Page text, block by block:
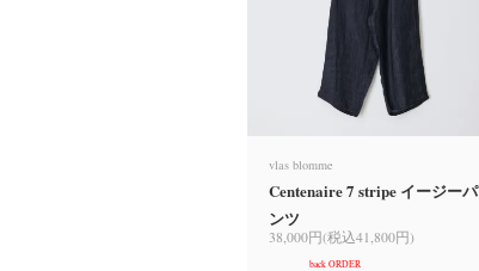
vlas blomme
Centenaire 7 stripe イージーパ
ンツ
38,000円(税込41,800円)
back ORDER